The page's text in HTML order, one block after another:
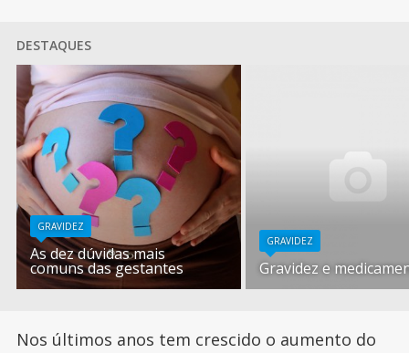
DESTAQUES
GRAVIDEZ
As dez dúvidas mais
comuns das gestantes
GRAVIDEZ
Gravidez e
Nos últimos anos tem crescido o aumento do